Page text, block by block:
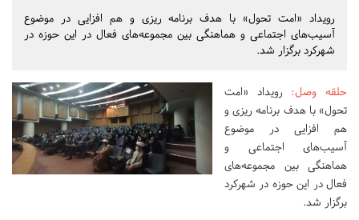
رویداد «امت تحول» با هدف برنامه ریزی و هم افزایی در موضوع
آسیب‌های اجتماعی و هماهنگی بین مجموعه‌های فعال در این حوزه در
شهرکرد برگزار شد.
حلقه وصل: رویداد «امت
تحول» با هدف برنامه ریزی و
هم افزایی در موضوع
آسیب‌های اجتماعی و
هماهنگی بین مجموعه‌های
فعال در این حوزه در شهرکرد
برگزار شد.